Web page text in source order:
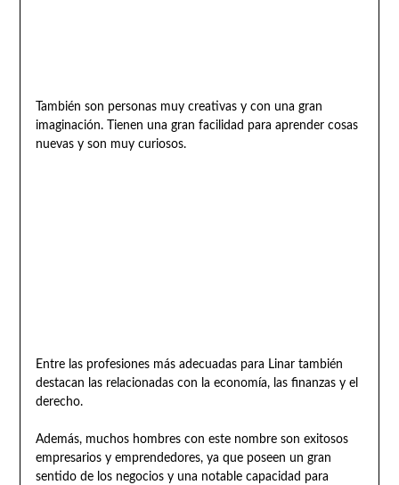
También son personas muy creativas y con una gran
imaginación. Tienen una gran facilidad para aprender cosas
nuevas y son muy curiosos.
Entre las profesiones más adecuadas para Linar también
destacan las relacionadas con la economía, las finanzas y el
derecho.
Además, muchos hombres con este nombre son exitosos
empresarios y emprendedores, ya que poseen un gran
sentido de los negocios y una notable capacidad para